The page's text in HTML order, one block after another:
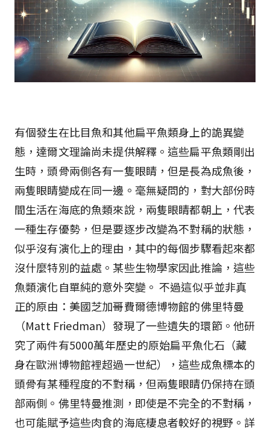
有個發生在比目魚和其他扁平魚類身上的詭異變
態，達爾文理論尚未提供解釋。這些扁平魚類剛出
生時，頭骨兩側各有一隻眼睛，但是長為成魚後，
兩隻眼睛變成在同一邊。毫無疑問的，對大部份時
間生活在海底的魚類來說，兩隻眼睛都朝上，代表
一種生存優勢，但是要逐步改變為不對稱的狀態，
似乎沒有演化上的理由，其中的每個步驟看起來都
沒什麼特別的益處。某些生物學家因此推論，這些
魚類演化自單純的意外突變。 不過這似乎並非真
正的原由：美國芝加哥費爾德博物館的佛里特曼
（Matt Friedman）發現了一些遺失的環節。他研
究了兩件有5000萬年歷史的原始扁平魚化石（藏
身在歐洲博物館裡超過一世紀），這些成魚標本的
頭骨有某種程度的不對稱，但兩隻眼睛仍保持在頭
部兩側。佛里特曼推測，即使是不完全的不對稱，
也可能賦予這些肉食的海底棲息者較好的視野。詳